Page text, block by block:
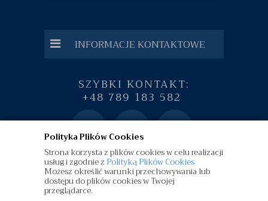
Polityka Plików Cookies
Strona korzysta z plików cookies w celu realizacji
usług i zgodnie z Polityką Plików Cookies
Możesz określić warunki przechowywania lub
dostępu do plików cookies w Twojej
przeglądarce.
INFORMACJE KONTAKTOWE
SZYBKI KONTAKT:
+48 789 183 582